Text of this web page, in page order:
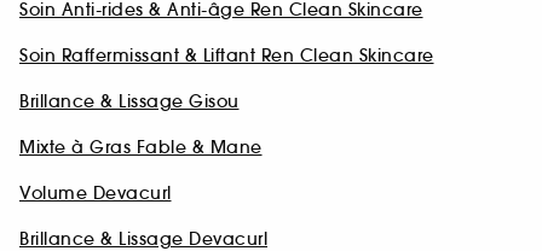
Soin Anti-rides & Anti-âge Ren Clean Skincare
Soin Raffermissant & Liftant Ren Clean Skincare
Brillance & Lissage Gisou
Mixte à Gras Fable & Mane
Volume Devacurl
Brillance & Lissage Devacurl